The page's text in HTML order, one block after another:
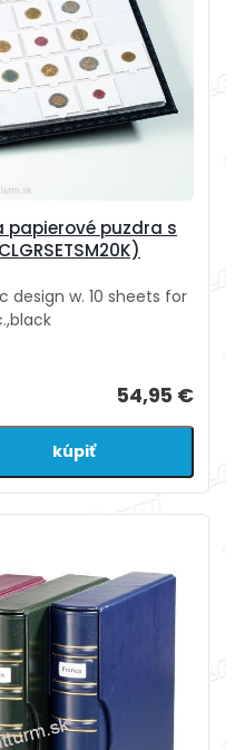
papierové puzdra s
design w. 10 sheets for
54,95 €